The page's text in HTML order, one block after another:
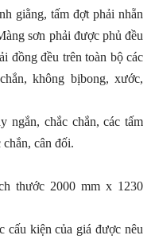
giằng, tấm đợt phải nhẵn
sơn phải được phủ đều
đồng đều trên toàn bộ các
không bịbong, xước,
ngắn, chắc chắn, các tấm
cân đối.
thước 2000 mm x 1230
cấu kiện của giá được nêu